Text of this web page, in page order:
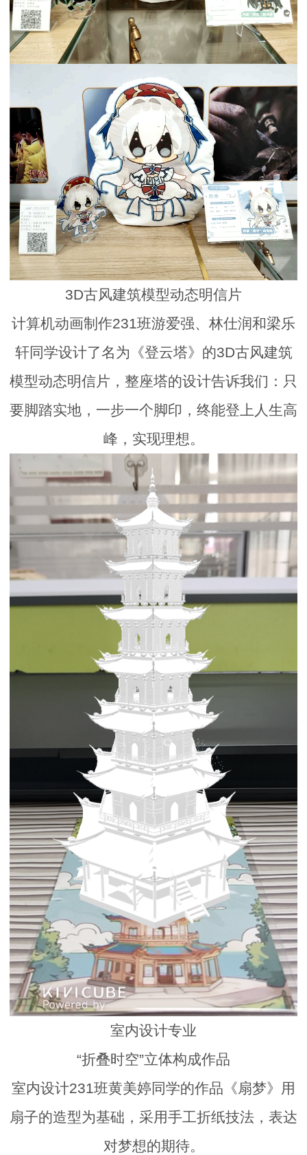
3D古风建筑模型动态明信片
计算机动画制作231班游爱强、林仕润和梁乐
轩同学设计了名为《登云塔》的3D古风建筑
模型动态明信片，整座塔的设计告诉我们：只
要脚踏实地，一步一个脚印，终能登上人生高
峰，实现理想。
室内设计专业
“折叠时空”立体构成作品
室内设计231班黄美婷同学的作品《扇梦》用
扇子的造型为基础，采用手工折纸技法，表达
对梦想的期待。